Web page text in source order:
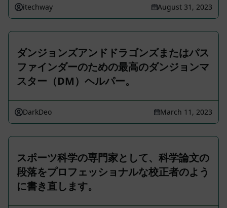
itechway August 31, 2023
ダンジョンズアンドドラゴンズまたはパス
ファインダーのための最高のダンジョンマ
スター（DM）ヘルパー。
DarkDeo March 11, 2023
スポーツ科学の専門家として、科学論文の
段落をプロフェッショナルな校正者のよう
に書き直します。